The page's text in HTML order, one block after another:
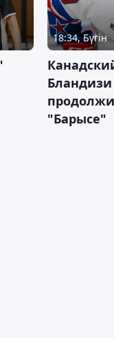
18:34, Бүгін
"Барысе"